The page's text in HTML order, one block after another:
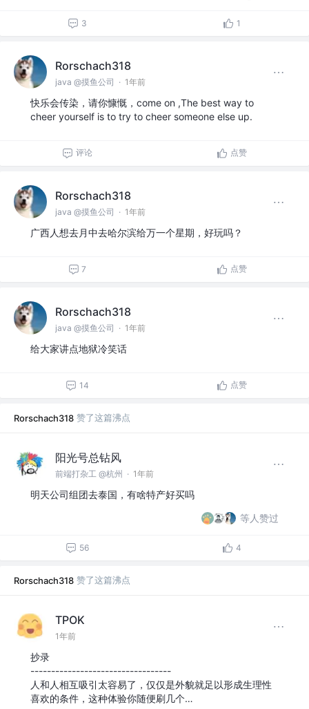
3 1
Rorschach318
java @摸鱼公司 · 1年前
快乐会传染，请你慷慨，come on ,The best way to
cheer yourself is to try to cheer someone else up.
评论 点赞
Rorschach318
java @摸鱼公司 · 1年前
广西人想去月中去哈尔滨给万一个星期，好玩吗？
7 点赞
Rorschach318
java @摸鱼公司 · 1年前
给大家讲点地狱冷笑话
14 点赞
Rorschach318 赞了这篇沸点
阳光号总钻风
前端打杂工 @杭州 · 1年前
明天公司组团去泰国，有啥特产好买吗
等人赞过
56 4
Rorschach318 赞了这篇沸点
TPOK
1年前
抄录
----------------------------------
人和人相互吸引太容易了，仅仅是外貌就足以形成生理性
喜欢的条件，这种体验你随便刷几个…